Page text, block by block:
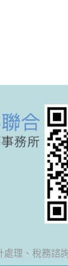
、稅務諮詢